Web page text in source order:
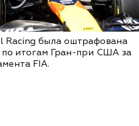
Racing была оштрафована
по итогам Гран-при США за
FIA.